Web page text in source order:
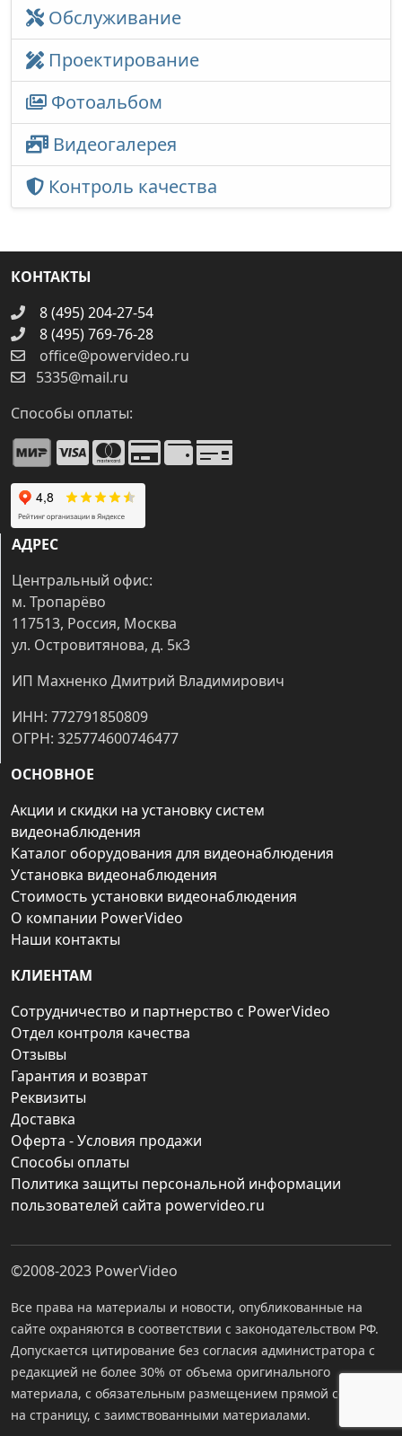
Обслуживание
Проектирование
Фотоальбом
Видеогалерея
Контроль качества
КОНТАКТЫ
8 (495) 204-27-54
8 (495) 769-76-28
office@powervideo.ru
5335@mail.ru
Способы оплаты:
АДРЕС
Центральный офис:
м. Тропарёво
117513, Россия, Москва
ул. Островитянова, д. 5к3
ИП Махненко Дмитрий Владимирович
ИНН: 772791850809
ОГРН: 325774600746477
ОСНОВНОЕ
Акции и скидки на установку систем
видеонаблюдения
Каталог оборудования для видеонаблюдения
Установка видеонаблюдения
Стоимость установки видеонаблюдения
О компании PowerVideo
Наши контакты
КЛИЕНТАМ
Сотрудничество и партнерство с PowerVideo
Отдел контроля качества
Отзывы
Гарантия и возврат
Реквизиты
Доставка
Оферта - Условия продажи
Способы оплаты
Политика защиты персональной информации
пользователей сайта powervideo.ru
©2008-2023 PowerVideo
Все права на материалы и новости, опубликованные на
сайте охраняются в соответствии с законодательством РФ.
Допускается цитирование без согласия администратора с
редакцией не более 30% от объема оригинального
материала, с обязательным размещением прямой ссылки
на страницу, с заимствованными материалами.